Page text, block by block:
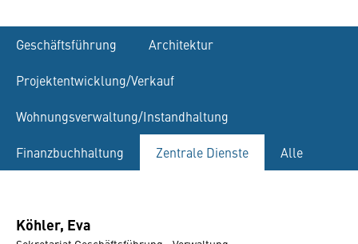
Geschäftsführung Architektur
Projektentwicklung/Verkauf
Wohnungsverwaltung/Instandhaltung
Finanzbuchhaltung Zentrale Dienste Alle
Köhler, Eva